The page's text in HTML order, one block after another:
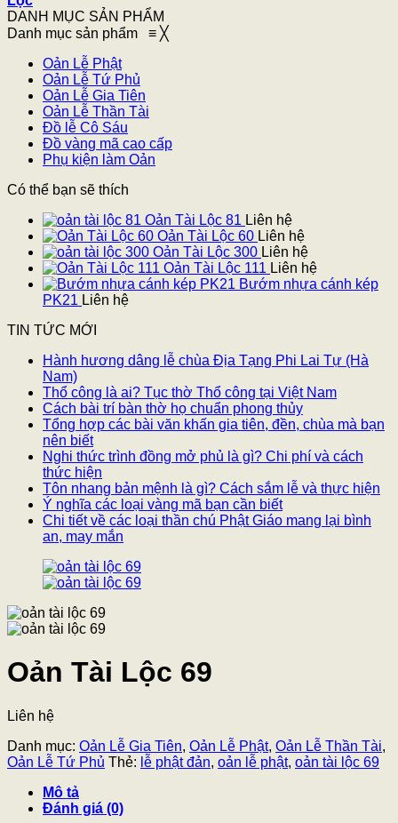
DANH MỤC SẢN PHẨM
Danh mục sản phẩm ≡ ╳
Oản Lễ Phật
Oản Lễ Tứ Phủ
Oản Lễ Gia Tiên
Oản Lễ Thần Tài
Đồ lễ Cô Sáu
Đồ vàng mã cao cấp
Phụ kiện làm Oản
Có thể bạn sẽ thích
Oản Tài Lộc 81 Liên hệ
Oản Tài Lộc 60 Liên hệ
Oản Tài Lộc 300 Liên hệ
Oản Tài Lộc 111 Liên hệ
Bướm nhựa cánh kép
PK21 Liên hệ
TIN TỨC MỚI
Hành hương dâng lễ chùa Địa Tạng Phi Lai Tự (Hà
Nam)
Thổ công là ai? Tục thờ Thổ công tại Việt Nam
Cách bài trí bàn thờ họ chuẩn phong thủy
Tổng hợp các bài văn khấn gia tiên, đền, chùa mà bạn
nên biết
Nghi thức trình đồng mở phủ là gì? Chi phí và cách
thức hiện
Tôn nhang bản mệnh là gì? Cách sắm lễ và thực hiện
Ý nghĩa các loại vàng mã bạn cần biết
Chi tiết về các loại thần chú Phật Giáo mang lại bình
an, may mắn
Oản Tài Lộc 69
Liên hệ
Danh mục: Oản Lễ Gia Tiên, Oản Lễ Phật, Oản Lễ Thần Tài,
Oản Lễ Tứ Phủ Thẻ: lễ phật đản, oản lễ phật, oản tài lộc 69
Mô tả
Đánh giá (0)